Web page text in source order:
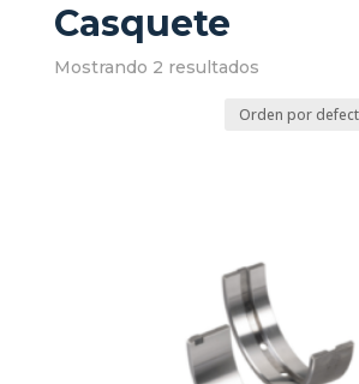
Casquete
Mostrando 2 resultados